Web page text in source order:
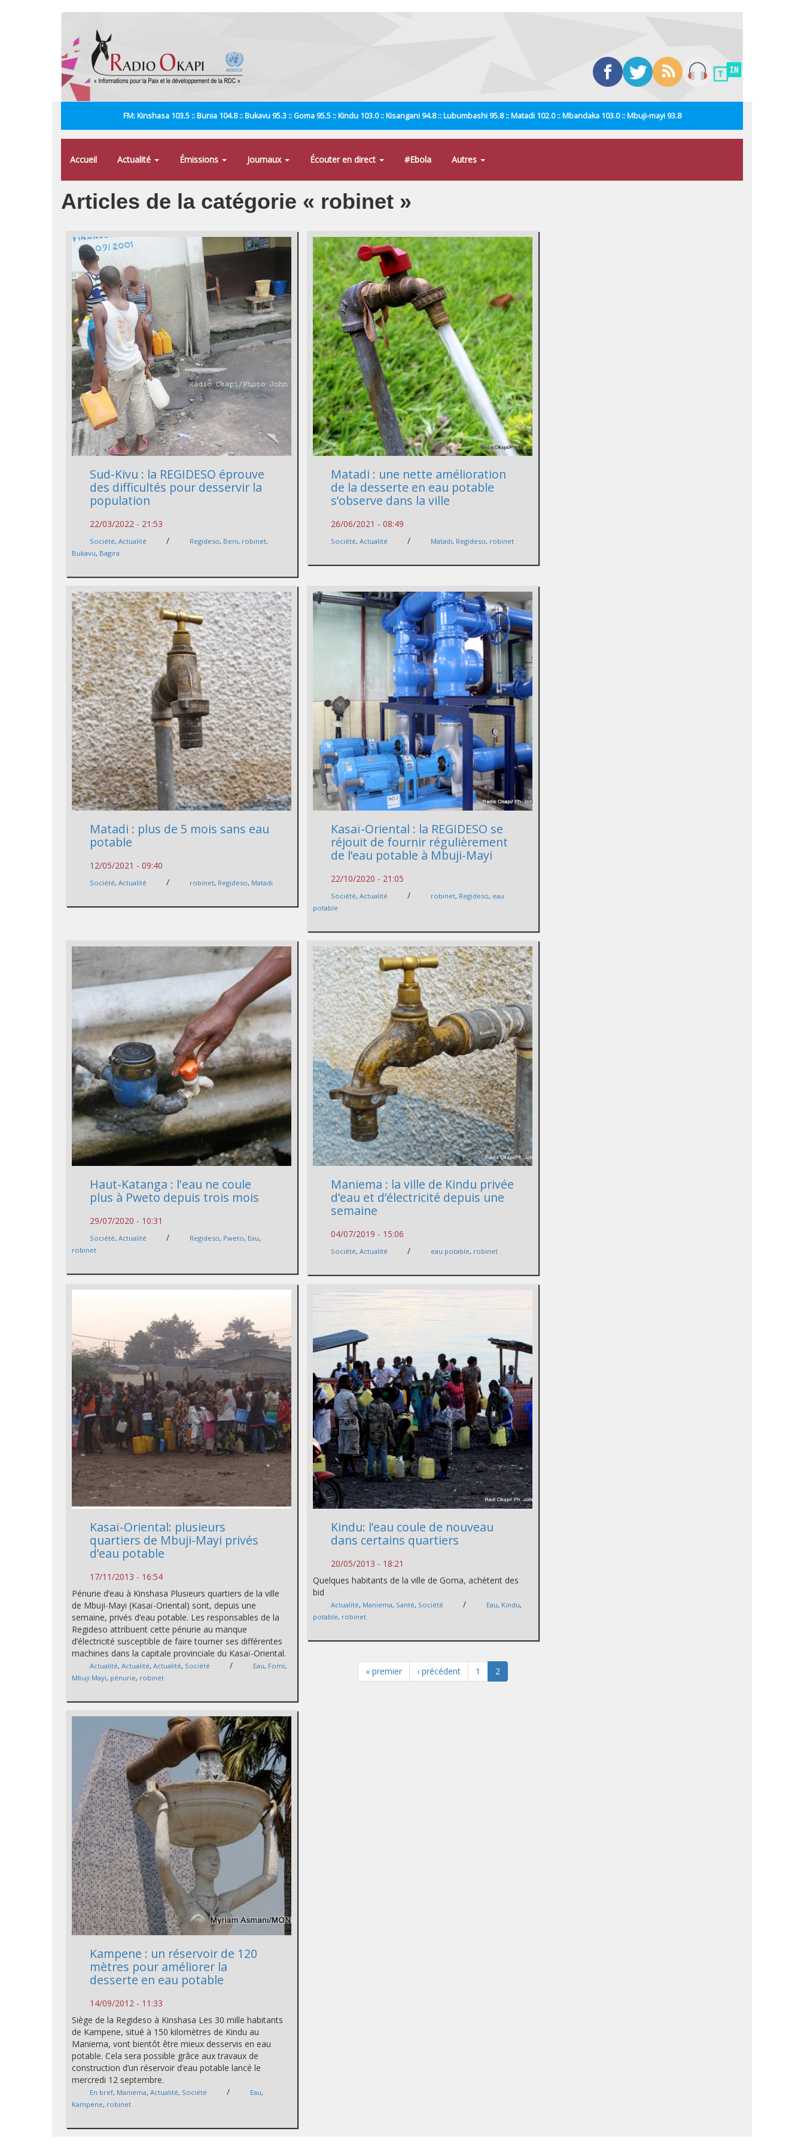
FM: Kinshasa 103.5 :: Bunia 104.8 :: Bukavu 95.3 :: Goma 95.5 :: Kindu 103.0 :: Kisangani 94.8 :: Lubumbashi 95.8 :: Matadi 102.0 :: Mbandaka 103.0 :: Mbuji-mayi 93.8
Accueil Actualité Émissions Journaux Écouter en direct #Ebola Autres
Articles de la catégorie « robinet »
Sud-Kivu : la REGIDESO éprouve
des difficultés pour desservir la
population
22/03/2022 - 21:53
Société,Actualité / Regideso, Beni, robinet,
Bukavu, Bagira
Matadi : une nette amélioration
de la desserte en eau potable
s’observe dans la ville
26/06/2021 - 08:49
Société,Actualité / Matadi, Regideso, robinet
Matadi : plus de 5 mois sans eau
potable
12/05/2021 - 09:40
Société,Actualité / robinet, Regideso, Matadi
Kasaï-Oriental : la REGIDESO se
réjouit de fournir régulièrement
de l’eau potable à Mbuji-Mayi
22/10/2020 - 21:05
Société,Actualité / robinet, Regideso, eau
potable
Haut-Katanga : l'eau ne coule
plus à Pweto depuis trois mois
29/07/2020 - 10:31
Société,Actualité / Regideso, Pweto, Eau,
robinet
Maniema : la ville de Kindu privée
d’eau et d’électricité depuis une
semaine
04/07/2019 - 15:06
Société,Actualité / eau potable, robinet
Kasaï-Oriental: plusieurs
quartiers de Mbuji-Mayi privés
d’eau potable
17/11/2013 - 16:54
Pénurie d’eau à Kinshasa Plusieurs quartiers de la ville
de Mbuji-Mayi (Kasaï-Oriental) sont, depuis une
semaine, privés d’eau potable. Les responsables de la
Regideso attribuent cette pénurie au manque
d’électricité susceptible de faire tourner ses différentes
machines dans la capitale provinciale du Kasaï-Oriental.
Actualité,Actualité,Actualité, Société / Eau, Fomi,
Mbuji Mayi, pénurie, robinet
Kindu: l’eau coule de nouveau
dans certains quartiers
20/05/2013 - 18:21
Quelques habitants de la ville de Goma, achètent des
bid
Actualité, Maniema, Santé, Société / Eau, Kindu,
potable, robinet
Kampene : un réservoir de 120
mètres pour améliorer la
desserte en eau potable
14/09/2012 - 11:33
Siège de la Regideso à Kinshasa Les 30 mille habitants
de Kampene, situé à 150 kilomètres de Kindu au
Maniema, vont bientôt être mieux desservis en eau
potable. Cela sera possible grâce aux travaux de
construction d’un réservoir d’eau potable lancé le
mercredi 12 septembre.
En bref, Maniema,Actualité, Société / Eau,
Kampene, robinet
« premier ‹ précédent 1 2